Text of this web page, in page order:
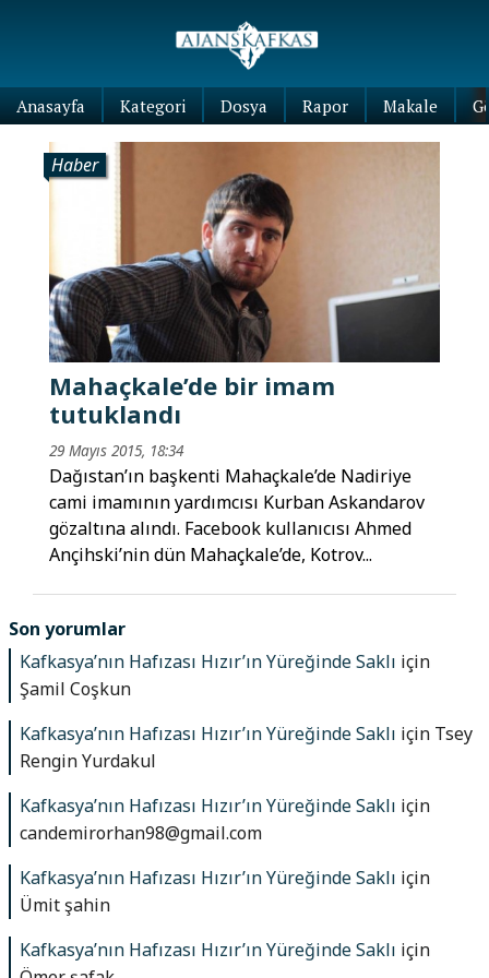
Anasayfa Kategori Dosya Rapor Makale
Haber
Mahaçkale’de bir imam
tutuklandı
29 Mayıs 2015, 18:34
Dağıstan’ın başkenti Mahaçkale’de Nadiriye
cami imamının yardımcısı Kurban Askandarov
gözaltına alındı. Facebook kullanıcısı Ahmed
Ançihski’nin dün Mahaçkale’de, Kotrov...
Son yorumlar
Kafkasya’nın Hafızası Hızır’ın Yüreğinde Saklı için
Şamil Coşkun
Kafkasya’nın Hafızası Hızır’ın Yüreğinde Saklı için Tsey
Rengin Yurdakul
Kafkasya’nın Hafızası Hızır’ın Yüreğinde Saklı için
candemirorhan98@gmail.com
Kafkasya’nın Hafızası Hızır’ın Yüreğinde Saklı için
Ümit şahin
Kafkasya’nın Hafızası Hızır’ın Yüreğinde Saklı için